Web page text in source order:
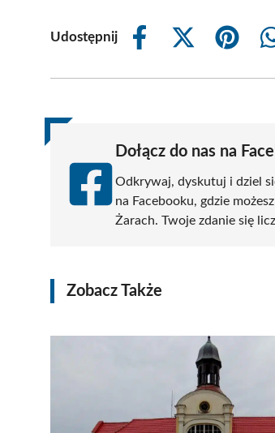
Udostępnij
Share
Share
(Twitter)
Share
Dołącz do nas na
Odkrywaj, dyskutuj i dziel
na Facebooku, gdzie
Żarach. Twoje zdanie się
Zobacz Także